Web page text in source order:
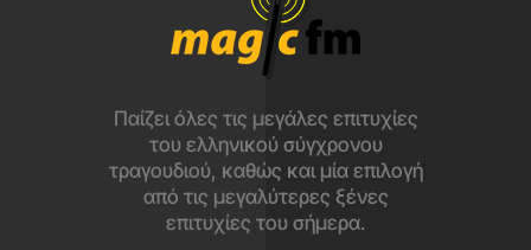
Παίζει όλες τις μεγάλες επιτυχίες
του ελληνικού σύγχρονου
τραγουδιού, καθώς και μία επιλογή
από τις μεγαλύτερες ξένες
επιτυχίες του σήμερα.